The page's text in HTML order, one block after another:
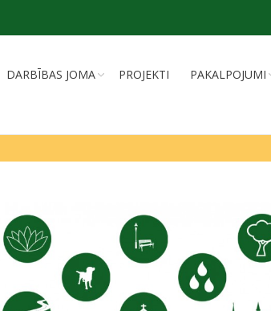
DARBĪBAS JOMA PROJEKTI PAKALPOJUMI